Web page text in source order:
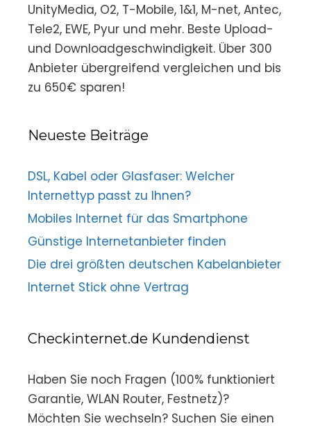
UnityMedia, O2, T-Mobile, 1&1, M-net, Antec,
Tele2, EWE, Pyur und mehr. Beste Upload-
und Downloadgeschwindigkeit. Über 300
Anbieter übergreifend vergleichen und bis
zu 650€ sparen!
Neueste Beiträge
DSL, Kabel oder Glasfaser: Welcher
Internettyp passt zu Ihnen?
Mobiles Internet für das Smartphone
Günstige Internetanbieter finden
Die drei größten deutschen Kabelanbieter
Internet Stick ohne Vertrag
Checkinternet.de Kundendienst
Haben Sie noch Fragen (100% funktioniert
Garantie, WLAN Router, Festnetz)?
Möchten Sie wechseln? Suchen Sie einen